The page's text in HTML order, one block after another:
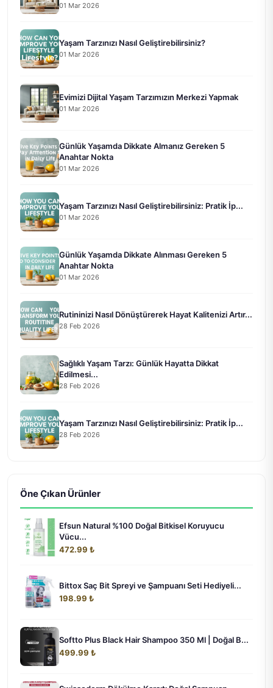
01 Mar 2026
Yaşam Tarzınızı Nasıl Geliştirebilirsiniz?
01 Mar 2026
Evimizi Dijital Yaşam Tarzımızın Merkezi Yapmak
01 Mar 2026
Günlük Yaşamda Dikkate Almanız Gereken 5
Anahtar Nokta
01 Mar 2026
Yaşam Tarzınızı Nasıl Geliştirebilirsiniz: Pratik İp...
01 Mar 2026
Günlük Yaşamda Dikkate Alınması Gereken 5
Anahtar Nokta
01 Mar 2026
Rutininizi Nasıl Dönüştürerek Hayat Kalitenizi Artır...
28 Feb 2026
Sağlıklı Yaşam Tarzı: Günlük Hayatta Dikkat
Edilmesi...
28 Feb 2026
Yaşam Tarzınızı Nasıl Geliştirebilirsiniz: Pratik İp...
28 Feb 2026
Öne Çıkan Ürünler
Efsun Natural %100 Doğal Bitkisel Koruyucu
Vücu...
472.99 ₺
Bittox Saç Bit Spreyi ve Şampuanı Seti Hediyeli...
198.99 ₺
Softto Plus Black Hair Shampoo 350 Ml | Doğal B...
499.99 ₺